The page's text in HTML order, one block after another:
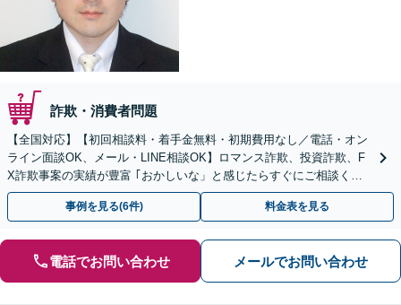
詐欺・消費者問題
【全国対応】【初回相談料・着手金無料・初期費用なし／電話・オン
ライン面談OK、メール・LINE相談OK】ロマンス詐欺、投資詐欺、F
X詐欺事案の実績が豊富 ｢おかしいな」と感じたらすぐにご相談くだ
さい。
事例を見る(6件) 料金表を見る
電話でお問い合わせ メールでお問い合わせ